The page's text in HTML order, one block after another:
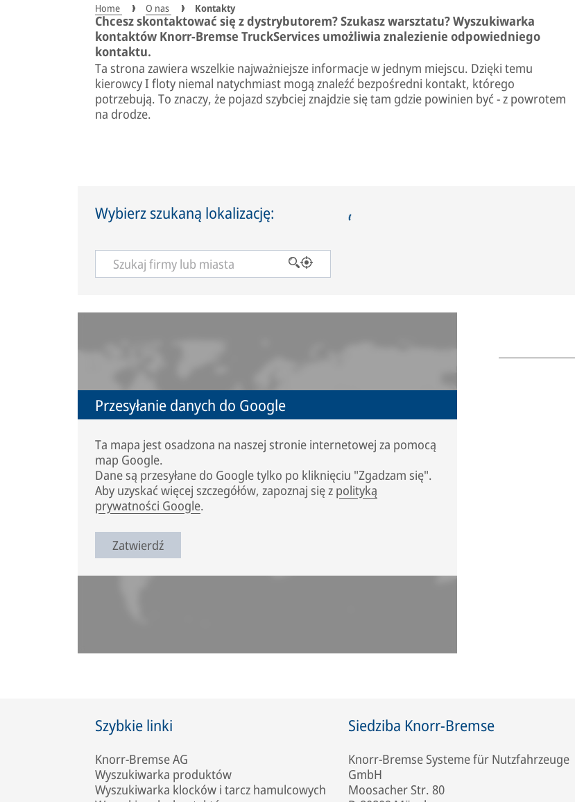
Home O nas Kontakty
Chcesz skontaktować się z dystrybutorem? Szukasz warsztatu? Wyszukiwarka
kontaktów Knorr-Bremse TruckServices umożliwia znalezienie odpowiedniego
kontaktu.
Ta strona zawiera wszelkie najważniejsze informacje w jednym miejscu. Dzięki temu
kierowcy I floty niemal natychmiast mogą znaleźć bezpośredni kontakt, którego
potrzebują. To znaczy, że pojazd szybciej znajdzie się tam gdzie powinien być - z powrotem
na drodze.
Wybierz szukaną lokalizację:
Przesyłanie danych do Google
Ta mapa jest osadzona na naszej stronie internetowej za pomocą
map Google.
Dane są przesyłane do Google tylko po kliknięciu "Zgadzam się".
Aby uzyskać więcej szczegółów, zapoznaj się z polityką
prywatności Google.
Zatwierdź
Szybkie linki
Knorr-Bremse AG
Wyszukiwarka produktów
Wyszukiwarka klocków i tarcz hamulcowych
Siedziba Knorr-Bremse
Knorr-Bremse Systeme für Nutzfahrzeuge
GmbH
Moosacher Str. 80